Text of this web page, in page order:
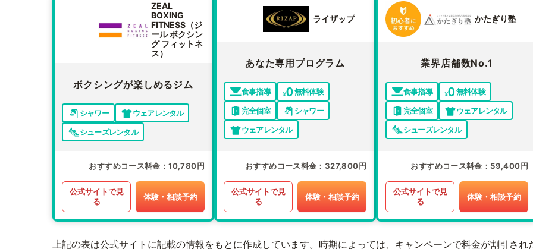
ZEAL
BOXING
FITNESS（ジ
ール ボクシン
グ フィットネ
ス）
ボクシングが楽しめるジム
シャワー
ウェアレンタル
シューズレンタル
おすすめコース料金 10,780円
公式サイトで見
る
体験・相談予約
ライザップ
あなた専用プログラム
食事指導
無料体験
完全個室
シャワー
ウェアレンタル
おすすめコース料金 327,800円
公式サイトで見
る
体験・相談予約
かたぎり塾
業界店舗数No.1
食事指導
無料体験
完全個室
ウェアレンタル
シューズレンタル
おすすめコース料金 59,400円
公式サイトで見
る
体験・相談予約
上記の表は公式サイトに記載の情報をもとに作成しています。時期によっては、キャンペーンで料金が割引され